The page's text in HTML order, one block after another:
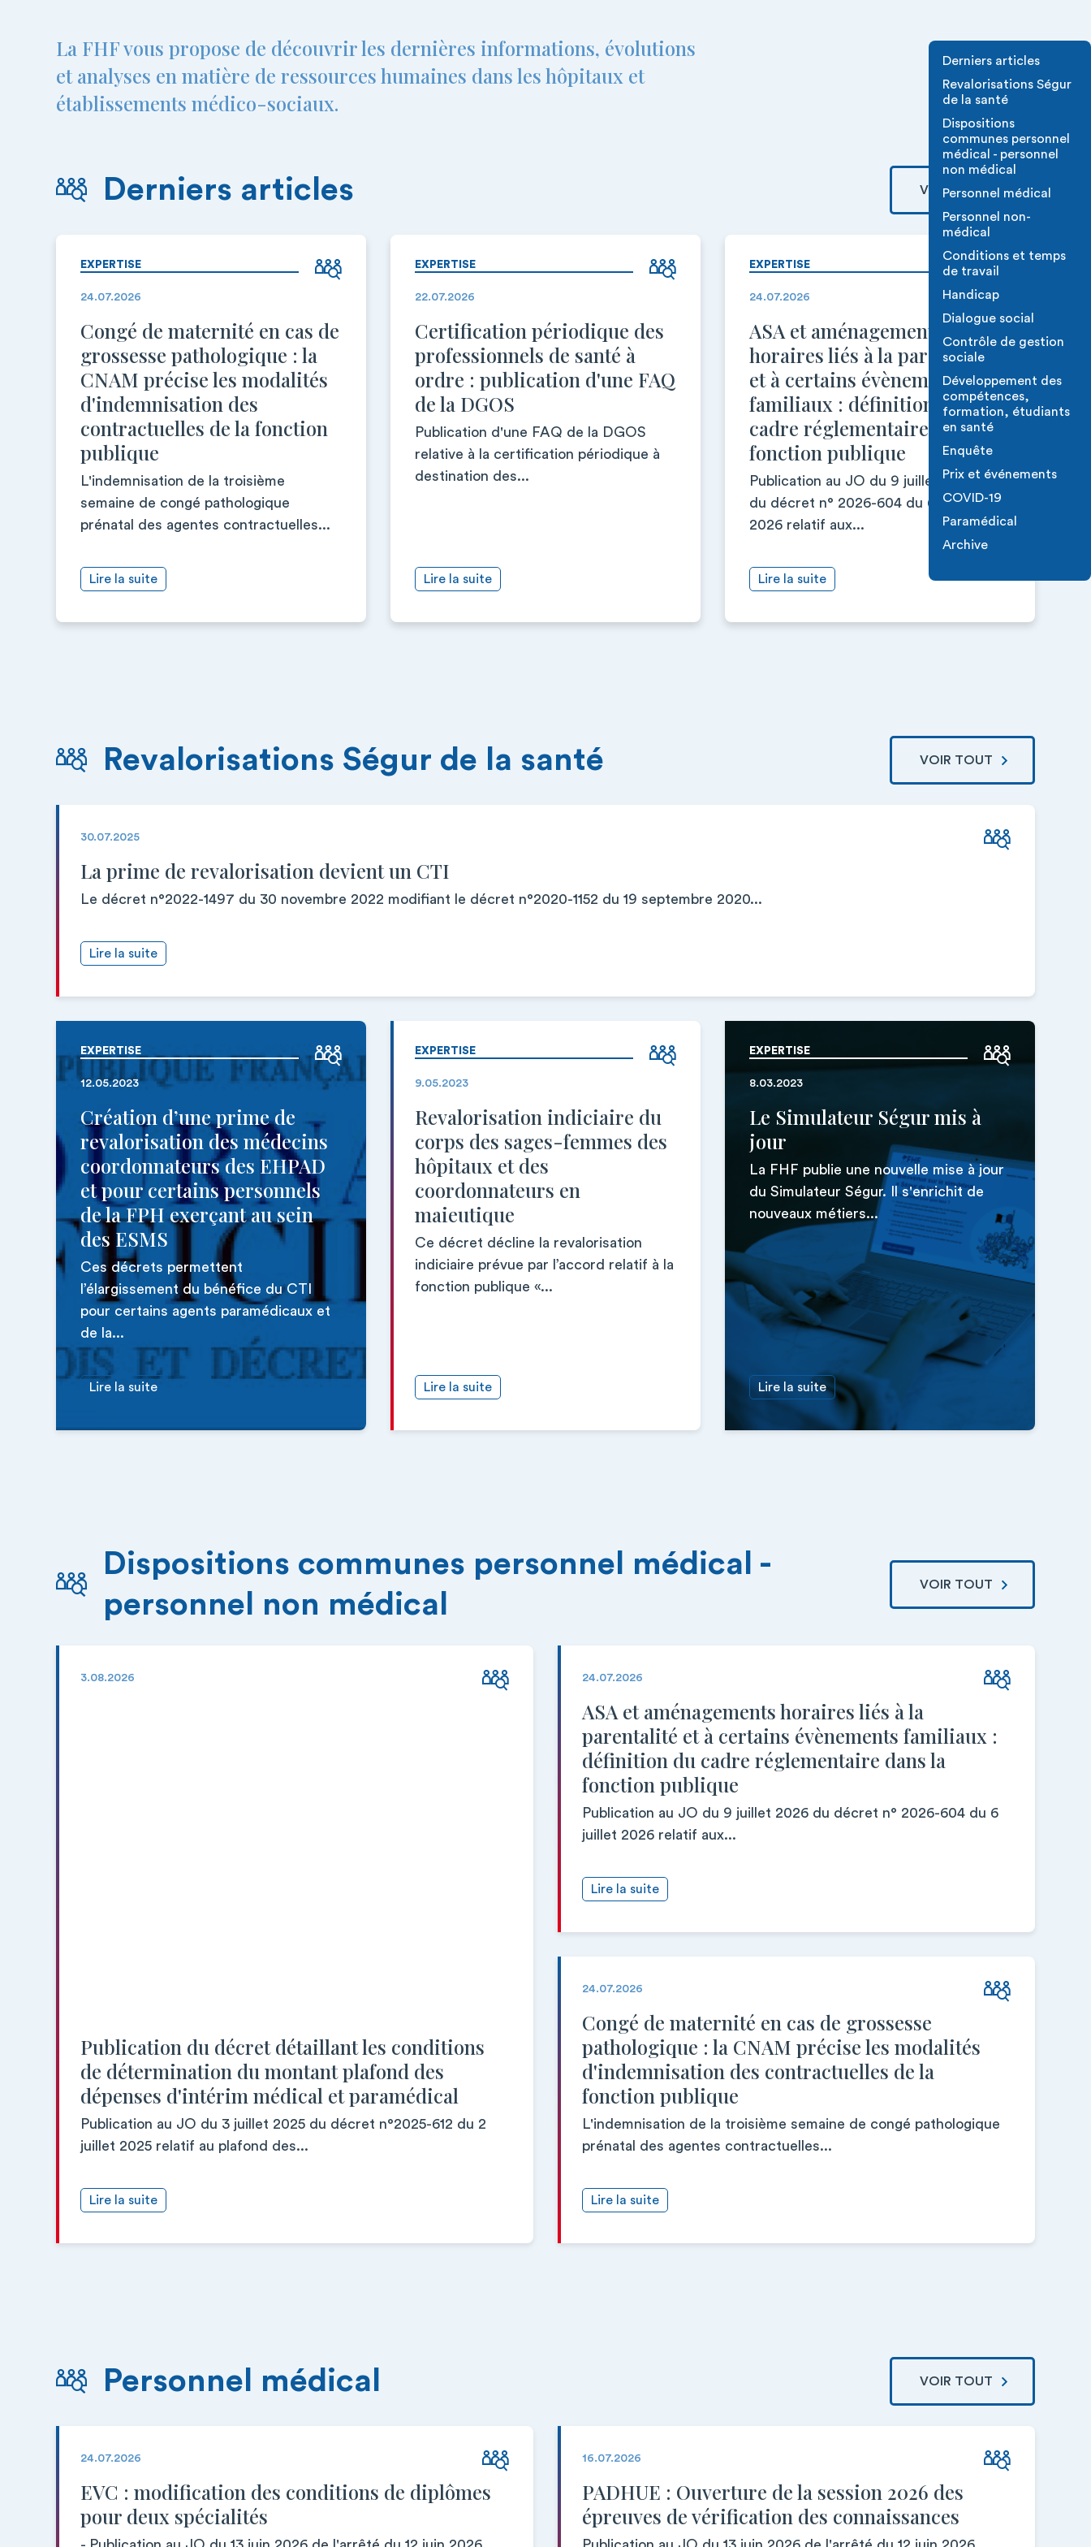
Derniers articles
Revalorisations Ségur
de la santé
Dispositions
communes personnel
médical - personnel
non médical
Personnel médical
Personnel non-
médical
Conditions et temps
de travail
Handicap
Dialogue social
Contrôle de gestion
sociale
Développement des
compétences,
formation, étudiants
en santé
Enquête
Prix et événements
COVID-19
Paramédical
Archive
La FHF vous propose de découvrir les dernières informations, évolutions
et analyses en matière de ressources humaines dans les hôpitaux et
établissements médico-sociaux.
Derniers articles VOIR TOUT
EXPERTISE
24.07.2026
Congé de maternité en cas de
grossesse pathologique : la
CNAM précise les modalités
d'indemnisation des
contractuelles de la fonction
publique
L'indemnisation de la troisième
semaine de congé pathologique
prénatal des agentes contractuelles...
Lire la suite
EXPERTISE
22.07.2026
Certification périodique des
professionnels de santé à
ordre : publication d'une FAQ
de la DGOS
Publication d'une FAQ de la DGOS
relative à la certification périodique à
destination des...
Lire la suite
EXPERTISE
24.07.2026
ASA et aménagements
horaires liés à la parentalité
et à certains évènements
familiaux : définition du
cadre réglementaire dans la
fonction publique
Publication au JO du 9 juillet 2026
du décret n° 2026-604 du 6 juillet
2026 relatif aux...
Lire la suite
Revalorisations Ségur de la santé VOIR TOUT
30.07.2025
La prime de revalorisation devient un CTI
Le décret n°2022-1497 du 30 novembre 2022 modifiant le décret n°2020-1152 du 19 septembre 2020...
Lire la suite
EXPERTISE
12.05.2023
Création d’une prime de
revalorisation des médecins
coordonnateurs des EHPAD
et pour certains personnels
de la FPH exerçant au sein
des ESMS
Ces décrets permettent
l’élargissement du bénéfice du CTI
pour certains agents paramédicaux et
de la...
Lire la suite
EXPERTISE
9.05.2023
Revalorisation indiciaire du
corps des sages-femmes des
hôpitaux et des
coordonnateurs en
maieutique
Ce décret décline la revalorisation
indiciaire prévue par l’accord relatif à la
fonction publique «...
Lire la suite
EXPERTISE
8.03.2023
Le Simulateur Ségur mis à
jour
La FHF publie une nouvelle mise à jour
du Simulateur Ségur. Il s'enrichit de
nouveaux métiers...
Lire la suite
Dispositions communes personnel médical -
personnel non médical
VOIR TOUT
3.08.2026
Publication du décret détaillant les conditions
de détermination du montant plafond des
dépenses d'intérim médical et paramédical
Publication au JO du 3 juillet 2025 du décret n°2025-612 du 2
juillet 2025 relatif au plafond des...
Lire la suite
24.07.2026
ASA et aménagements horaires liés à la
parentalité et à certains évènements familiaux :
définition du cadre réglementaire dans la
fonction publique
Publication au JO du 9 juillet 2026 du décret n° 2026-604 du 6
juillet 2026 relatif aux...
Lire la suite
24.07.2026
Congé de maternité en cas de grossesse
pathologique : la CNAM précise les modalités
d'indemnisation des contractuelles de la
fonction publique
L'indemnisation de la troisième semaine de congé pathologique
prénatal des agentes contractuelles...
Lire la suite
Personnel médical VOIR TOUT
24.07.2026
EVC : modification des conditions de diplômes
pour deux spécialités
16.07.2026
PADHUE : Ouverture de la session 2026 des
épreuves de vérification des connaissances